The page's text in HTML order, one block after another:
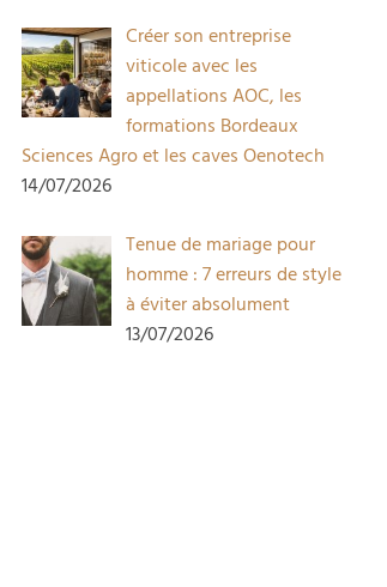
Créer son entreprise
viticole avec les
appellations AOC, les
formations Bordeaux
Sciences Agro et les caves Oenotech
14/07/2026
Tenue de mariage pour
homme : 7 erreurs de style
à éviter absolument
13/07/2026